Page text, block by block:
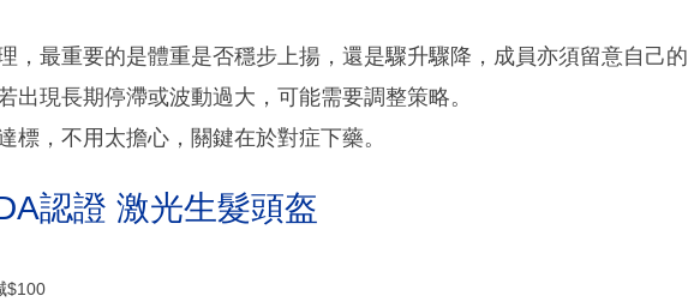
，最重要的是體重是否穩步上揚，還是驟升驟降，成員亦須留意自己的
出現長期停滯或波動過大，可能需要調整策略。
標，不用太擔心，關鍵在於對症下藥。
認證 激光生髮頭盔
$100